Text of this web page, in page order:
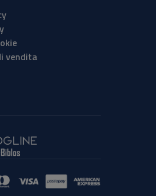
vendita